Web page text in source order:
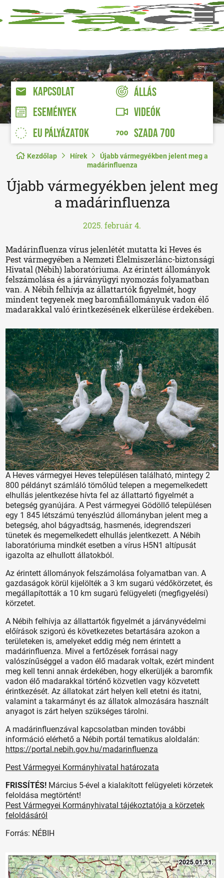
KAPCSOLAT
ÁLLÁS
ESEMÉNYEK
VIDEÓK
EU PÁLYÁZATOK
SZADA 700
Kezdőlap Hírek
Újabb vármegyékben jelent meg a
madárinfluenza
Újabb vármegyékben jelent meg
a madárinfluenza
2025. február 4.
Madárinfluenza vírus jelenlétét mutatta ki Heves és
Pest vármegyében a Nemzeti Élelmiszerlánc-biztonsági
Hivatal (Nébih) laboratóriuma. Az érintett állományok
felszámolása és a járványügyi nyomozás folyamatban
van. A Nébih felhívja az állattartók figyelmét, hogy
mindent tegyenek meg baromfiállományuk vadon élő
madarakkal való érintkezésének elkerülése érdekében.
A Heves vármegyei Heves településen található, mintegy 2
800 példányt számláló tömőlúd telepen a megemelkedett
elhullás jelentkezése hívta fel az állattartó figyelmét a
betegség gyanújára. A Pest vármegyei Gödöllő településen
egy 1 845 létszámú tenyészlúd állományban jelent meg a
betegség, ahol bágyadtság, hasmenés, idegrendszeri
tünetek és megemelkedett elhullás jelentkezett. A Nébih
laboratóriuma mindkét esetben a vírus H5N1 altípusát
igazolta az elhullott állatokból.
Az érintett állományok felszámolása folyamatban van. A
gazdaságok körül kijelölték a 3 km sugarú védőkörzetet, és
megállapították a 10 km sugarú felügyeleti (megfigyelési)
körzetet.
A Nébih felhívja az állattartók figyelmét a járványvédelmi
előírások szigorú és következetes betartására azokon a
területeken is, amelyeket eddig még nem érintett a
madárinfluenza. Mivel a fertőzések forrásai nagy
valószínűséggel a vadon élő madarak voltak, ezért mindent
meg kell tenni annak érdekében, hogy elkerüljék a baromfik
vadon élő madarakkal történő közvetlen vagy közvetett
érintkezését. Az állatokat zárt helyen kell etetni és itatni,
valamint a takarmányt és az állatok almozására használt
anyagot is zárt helyen szükséges tárolni.
A madárinfluenzával kapcsolatban minden további
információ elérhető a Nébih portál tematikus aloldalán:
https://portal.nebih.gov.hu/madarinfluenza
Pest Vármegyei Kormányhivatal határozata
FRISSÍTÉS! Március 5-ével a kialakított felügyeleti körzetek
feloldása megtörtént!
Pest Vármegyei Kormányhivatal tájékoztatója a körzetek
feloldásáról
Forrás: NÉBIH